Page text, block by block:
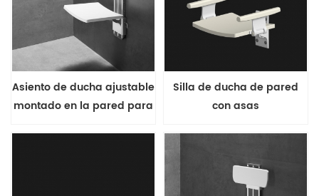
Asiento de ducha ajustable
montado en la pared para
Silla de ducha de pared
con asas